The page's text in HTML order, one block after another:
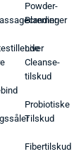
Powder-
Blandinger
Liver
Cleanse-
tilskud
Probiotiske
Tilskud
Fibertilskud